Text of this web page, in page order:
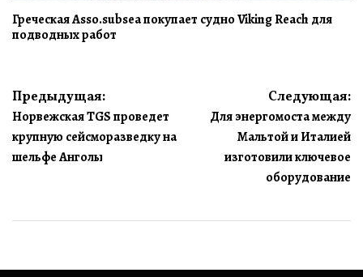
Греческая Asso.subsea покупает судно Viking Reach для
подводных работ
Навигация
по
записям
Предыдущая:
Норвежская TGS проведет
крупную сейсморазведку на
шельфе Анголы
Следующая:
Для энергомоста между
Мальтой и Италией
изготовили ключевое
оборудование